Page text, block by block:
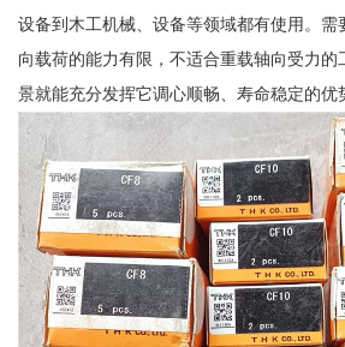
设备到木工机械、设备等领域都有使用。需
向载荷的能力有限，不适合重载轴向受力的
景就能充分发挥它调心顺畅、寿命稳定的优